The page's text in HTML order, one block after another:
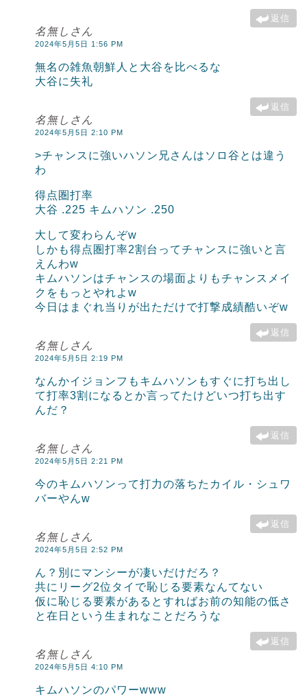
返信
名無しさん
2024年5月5日 1:56 PM
無名の雑魚朝鮮人と大谷を比べるな
大谷に失礼
返信
名無しさん
2024年5月5日 2:10 PM
>チャンスに強いハソン兄さんはソロ谷とは違う
わ
得点圏打率
大谷 .225 キムハソン .250
大して変わらんぞw
しかも得点圏打率2割台ってチャンスに強いと言
えんわw
キムハソンはチャンスの場面よりもチャンスメイ
クをもっとやれよw
今日はまぐれ当りが出ただけで打撃成績酷いぞw
返信
名無しさん
2024年5月5日 2:19 PM
なんかイジョンフもキムハソンもすぐに打ち出し
て打率3割になるとか言ってたけどいつ打ち出す
んだ？
返信
名無しさん
2024年5月5日 2:21 PM
今のキムハソンって打力の落ちたカイル・シュワ
バーやんw
返信
名無しさん
2024年5月5日 2:52 PM
ん？別にマンシーが凄いだけだろ？
共にリーグ2位タイで恥じる要素なんてない
仮に恥じる要素があるとすればお前の知能の低さ
と在日という生まれなことだろうな
返信
名無しさん
2024年5月5日 4:10 PM
キムハソンのパワーwww